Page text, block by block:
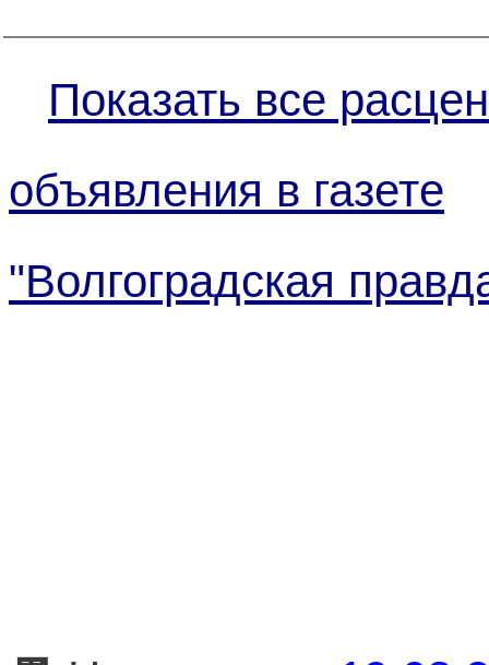
Показать все
объявления в газете
"Волгоградская